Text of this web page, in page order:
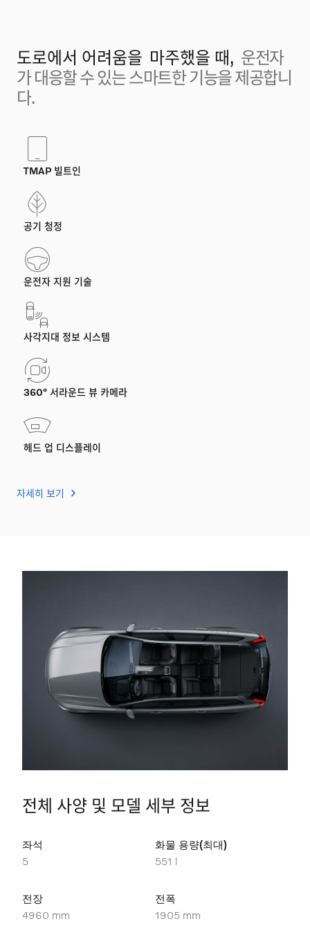
도로에서 어려움을 마주했을 때, 운전자
가 대응할 수 있는 스마트한 기능을 제공합니
다.
자세히 보기
TMAP 빌트인
공기 청정
운전자 지원 기술
사각지대 정보 시스템
360° 서라운드 뷰 카메라
헤드 업 디스플레이
전체 사양 및 모델 세부 정보
좌석
5
화물 용량(최대)
551 l
전장
4960 mm
전폭
1905 mm